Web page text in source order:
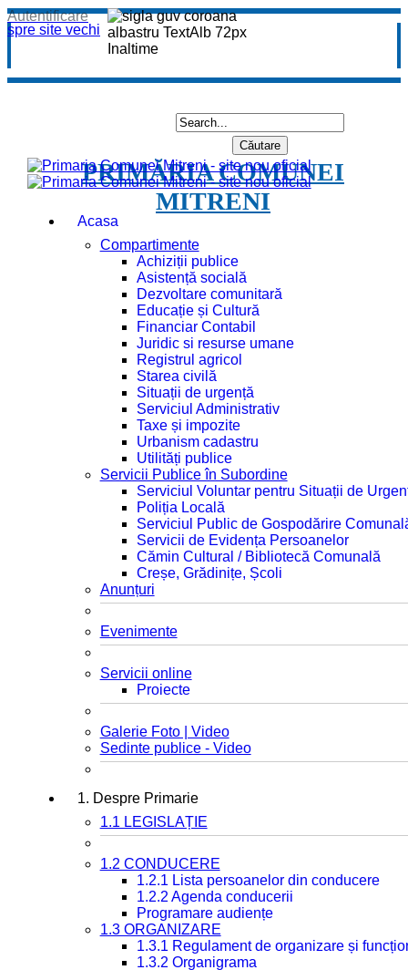
spre site vechi
Autentificare
PRIMĂRIA COMUNEI
MITRENI
Acasa
Compartimente
Achiziții publice
Asistență socială
Dezvoltare comunitară
Educație și Cultură
Financiar Contabil
Juridic si resurse umane
Registrul agricol
Starea civilă
Situații de urgență
Serviciul Administrativ
Taxe și impozite
Urbanism cadastru
Utilități publice
Servicii Publice în Subordine
Serviciul Voluntar pentru Situații de
Poliția Locală
Serviciul Public de Gospodărire
Servicii de Evidența Persoanelor
Cămin Cultural / Bibliotecă Comunală
Creșe, Grădinițe, Școli
Anunțuri
Evenimente
Servicii online
Proiecte
Galerie Foto | Video
Sedinte publice - Video
1. Despre Primarie
1.1 LEGISLAȚIE
1.2 CONDUCERE
1.2.1 Lista persoanelor din conducere
1.2.2 Agenda conducerii
Programare audiențe
1.3 ORGANIZARE
1.3.1 Regulament de organizare și
1.3.2 Organigrama